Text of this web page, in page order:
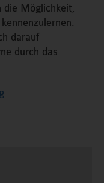
die Möglichkeit,
darauf
durch das